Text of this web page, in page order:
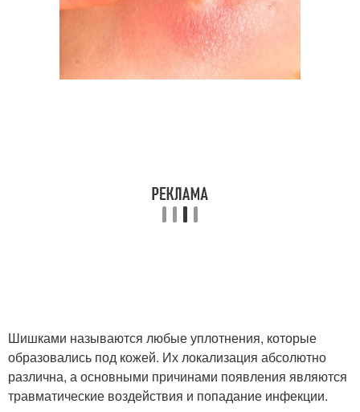
Шишками называются любые уплотнения, которые
образовались под кожей. Их локализация абсолютно
различна, а основными причинами появления являются
травматические воздействия и попадание инфекции.